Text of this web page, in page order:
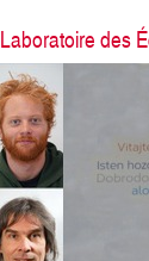
Laboratoire des